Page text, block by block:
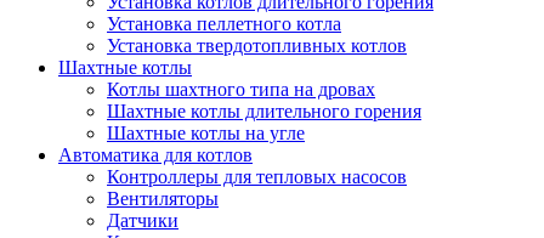
Установка пеллетного котла
Установка твердотопливных котлов
Шахтные котлы
Котлы шахтного типа на дровах
Шахтные котлы длительного горения
Шахтные котлы на угле
Автоматика для котлов
Контроллеры для тепловых насосов
Вентиляторы
Датчики